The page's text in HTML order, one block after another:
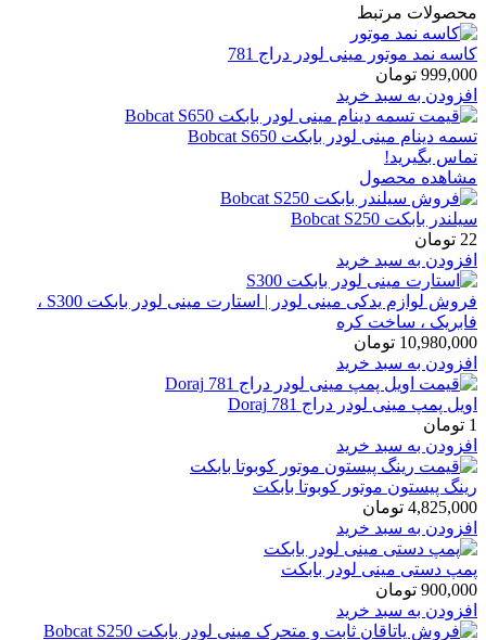
محصولات مرتبط
کاسه نمد موتور مینی لودر دراج 781
999,000 تومان
افزودن به سبد خرید
تسمه دینام مینی لودر بابکت Bobcat S650
تماس بگیرید!
مشاهده محصول
سیلندر بابکت Bobcat S250
22 تومان
افزودن به سبد خرید
فروش لوازم یدکی مینی لودر | استارت مینی لودر بابکت S300 ،
فابریک ، ساخت کره
10,980,000 تومان
افزودن به سبد خرید
اویل پمپ مینی لودر دراج 781 Doraj
1 تومان
افزودن به سبد خرید
رینگ پیستون موتور کوبوتا بابکت
4,825,000 تومان
افزودن به سبد خرید
پمپ دستی مینی لودر بابکت
900,000 تومان
افزودن به سبد خرید